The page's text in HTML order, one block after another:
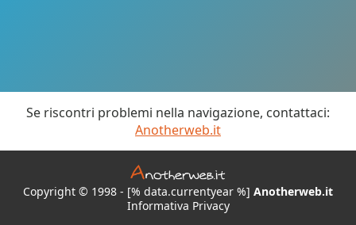
Se riscontri problemi nella navigazione, contattaci:
Anotherweb.it
Copyright © 1998 - [% data.currentyear %] Anotherweb.it
Informativa Privacy